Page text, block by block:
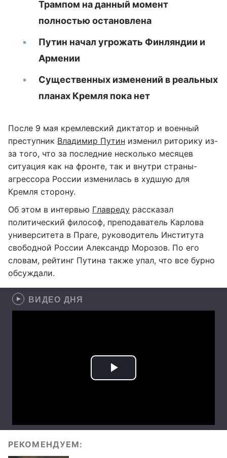
Трампом на данный момент
полностью остановлена
Путин начал угрожать Финляндии и
Армении
Существенных изменений в реальных
планах Кремля пока нет
После 9 мая кремлевский диктатор и военный
преступник Владимир Путин изменил риторику из-
за того, что за последние несколько месяцев
ситуация как на фронте, так и внутри страны-
агрессора России изменилась в худшую для
Кремля сторону.
Об этом в интервью Главреду рассказал
политический философ, преподаватель Карлова
университета в Праге, руководитель Института
свободной России Александр Морозов. По его
словам, рейтинг Путина также упал, что все бурно
обсуждали.
ВИДЕО ДНЯ
РЕКОМЕНДУЕМ: